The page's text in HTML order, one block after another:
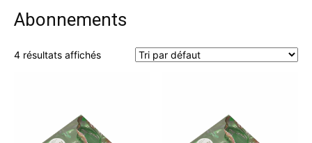
Abonnements
4 résultats affichés